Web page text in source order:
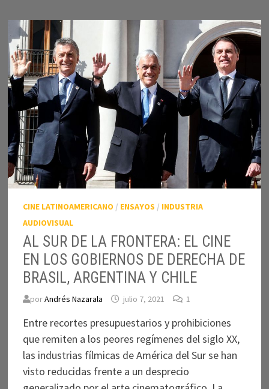
DIRIGIDA
POR
MILEI
CINE LATINOAMERICANO / ENSAYOS / INDUSTRIA
AUDIOVISUAL
AL SUR DE LA FRONTERA: EL CINE
EN LOS GOBIERNOS DE DERECHA DE
BRASIL, ARGENTINA Y CHILE
porAndrés Nazarala julio 7, 2021 1
Entre recortes presupuestarios y prohibiciones
que remiten a los peores regímenes del siglo XX,
las industrias fílmicas de América del Sur se han
visto reducidas frente a un desprecio